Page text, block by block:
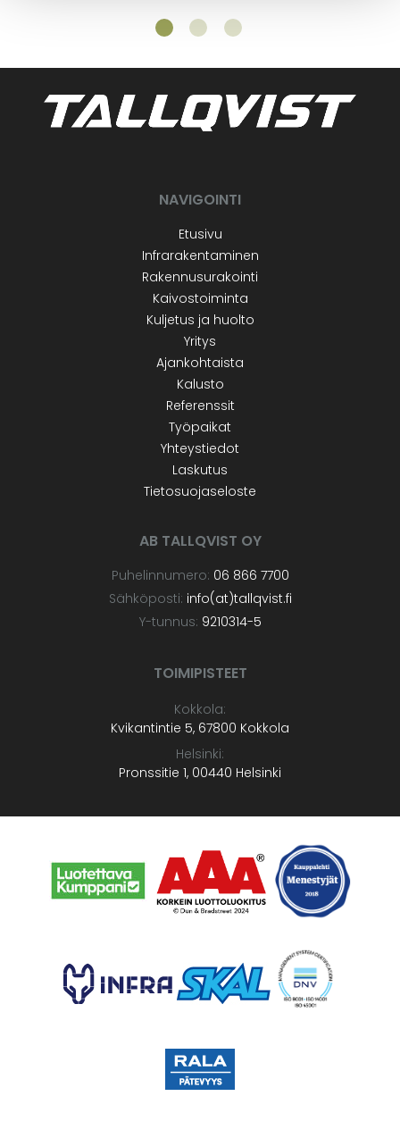
NAVIGOINTI
Etusivu
Infrarakentaminen
Rakennusurakointi
Kaivostoiminta
Kuljetus ja huolto
Yritys
Ajankohtaista
Kalusto
Referenssit
Työpaikat
Yhteystiedot
Laskutus
Tietosuojaseloste
AB TALLQVIST OY
Puhelinnumero: 06 866 7700
Sähköposti: info(at)tallqvist.fi
Y-tunnus: 9210314-5
TOIMIPISTEET
Kokkola:
Kvikantintie 5, 67800 Kokkola
Helsinki:
Pronssitie 1, 00440 Helsinki